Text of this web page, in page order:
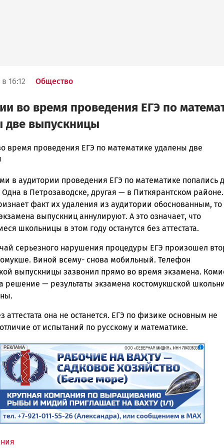
16:12 Общество
во время проведения ЕГЭ по
две выпускницы
время проведения ЕГЭ по математике удалены две
в аудитории проведения ЕГЭ по математике попались
в Петрозаводске, другая — в Питкярантском
факт их удаления из аудитории обоснованным, то
выпускниц аннулируют. А это означает, что
школьницы в этом году останутся без аттестата.
серьезного нарушения процедуры ЕГЭ произошел
Виной всему- снова мобильный. Телефон
выпускницы зазвонил прямо во время экзамена.
решение — результаты экзамена костомукшской
аттестата она не останется. ЕГЭ по физике основным не
от испытаний по русскому и математике.
erid: 2SDnjf467GP
РЕКЛАМА
Реклама